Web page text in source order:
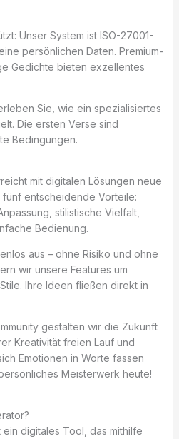
Unser System ist ISO-27001-
persönlichen Daten. Premium-
Gedichte bieten exzellentes
Sie, wie ein spezialisiertes
Die ersten Verse sind
Bedingungen.
mit digitalen Lösungen neue
entscheidende Vorteile:
stilistische Vielfalt,
Bedienung.
aus – ohne Risiko und ohne
wir unsere Features um
Ihre Ideen fließen direkt in
gestalten wir die Zukunft
Kreativität freien Lauf und
Emotionen in Worte fassen
Meisterwerk heute!
digitales Tool, das mithilfe